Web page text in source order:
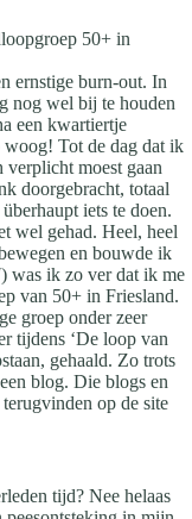
50+ in
ernstige burn-out. In
nog wel bij te houden
een kwartiertje
Tot de dag dat ik
verplicht moest gaan
doorgebracht, totaal
iets te doen.
wel gehad. Heel, heel
en bouwde ik
was ik zo ver dat ik me
van 50+ in Friesland.
groep onder zeer
tijdens ‘De loop van
gehaald. Zo trots
blog. Die blogs en
op de site
tijd? Nee helaas